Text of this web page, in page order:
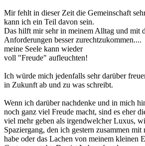
Mir fehlt in dieser Zeit die Gemeinschaft
kann ich ein Teil davon sein.
Das hilft mir sehr in meinem Alltag und mit
Anforderungen besser zurechtzukommen....
meine Seele kann wieder
voll "Freude" aufleuchten!
Ich würde mich jedenfalls sehr darüber
in Zukunft ab und zu was schreibt.
Wenn ich darüber nachdenke und in mich
noch ganz viel Freude macht, sind es eher
viel mehr geben als irgendwelcher Luxus,
Spaziergang, den ich gestern zusammen
habe oder das Lachen von meinem kleinen